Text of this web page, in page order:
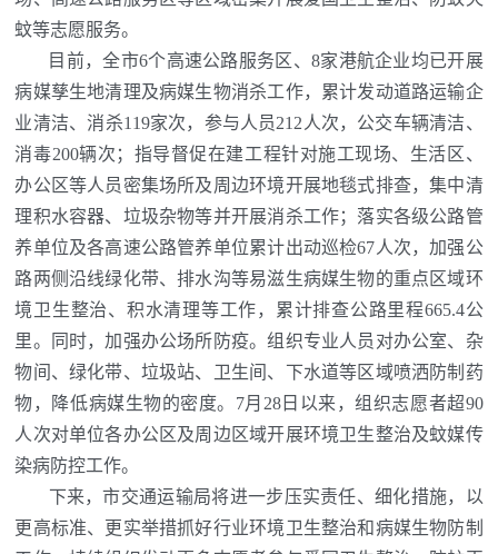
蚊等志愿服务。
目前，全市6个高速公路服务区、8家港航企业均已开展
病媒孳生地清理及病媒生物消杀工作，累计发动道路运输企
业清洁、消杀119家次，参与人员212人次，公交车辆清洁、
消毒200辆次；指导督促在建工程针对施工现场、生活区、
办公区等人员密集场所及周边环境开展地毯式排查，集中清
理积水容器、垃圾杂物等并开展消杀工作；落实各级公路管
养单位及各高速公路管养单位累计出动巡检67人次，加强公
路两侧沿线绿化带、排水沟等易滋生病媒生物的重点区域环
境卫生整治、积水清理等工作，累计排查公路里程665.4公
里。同时，加强办公场所防疫。组织专业人员对办公室、杂
物间、绿化带、垃圾站、卫生间、下水道等区域喷洒防制药
物，降低病媒生物的密度。7月28日以来，组织志愿者超90
人次对单位各办公区及周边区域开展环境卫生整治及蚊媒传
染病防控工作。
下来，市交通运输局将进一步压实责任、细化措施，以
更高标准、更实举措抓好行业环境卫生整治和病媒生物防制